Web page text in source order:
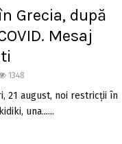
Grecia, după
Mesaj
1348
21 august, noi restricții în
una......